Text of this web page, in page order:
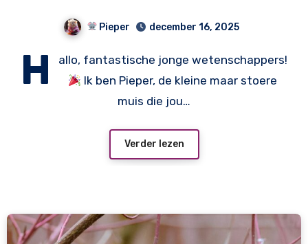
Pieper december 16, 2025
H
allo, fantastische jonge wetenschappers!
Ik ben Pieper, de kleine maar stoere
muis die jou…
Verder lezen